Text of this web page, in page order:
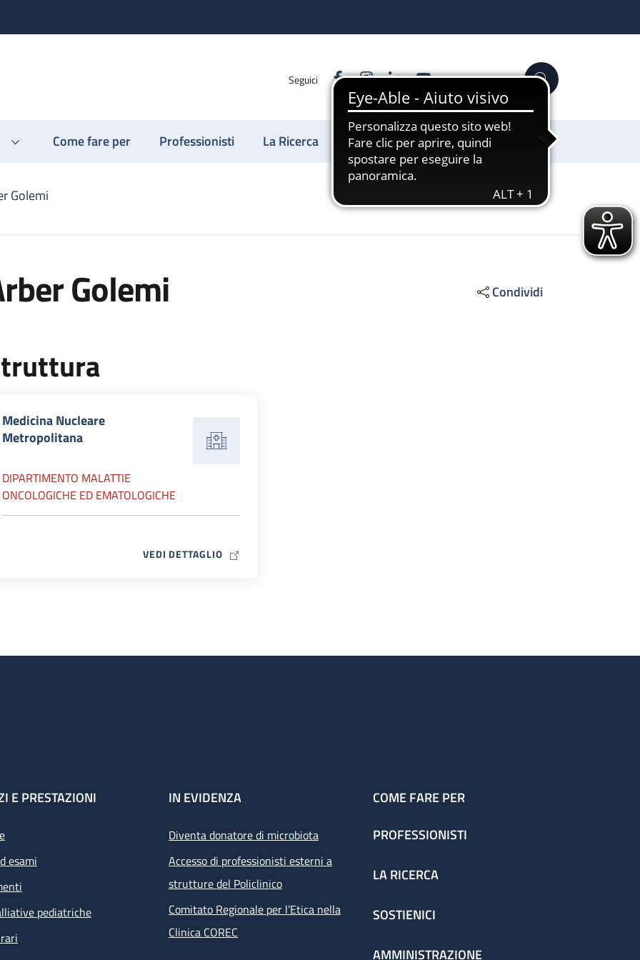
Seguici FacebookInstagram
LinkedinYouTube Cerca
Come fare per Professionisti La Ricerca Sostienici
Golemi
Golemi Condividi
Medicina Nucleare
Metropolitana
DIPARTIMENTO MALATTIE
ONCOLOGICHE ED EMATOLOGICHE
VEDI DETTAGLIOMAP ICON
E PRESTAZIONI
esami
pediatriche
IN EVIDENZA
Diventa donatore di microbiota
Accesso di professionisti esterni a
strutture del Policlinico
Comitato Regionale per l’Etica nella
Clinica COREC
COME FARE PER
PROFESSIONISTI
LA RICERCA
SOSTIENICI
AMMINISTRAZIONE